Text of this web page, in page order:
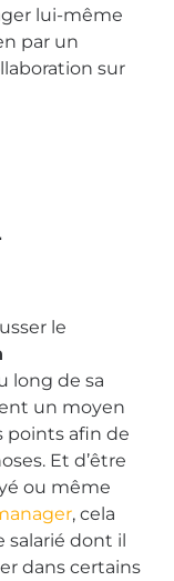
lui-même
par un
sur
le
long de sa
un moyen
points afin de
Et d’être
ou même
, cela
dont il
dans certains